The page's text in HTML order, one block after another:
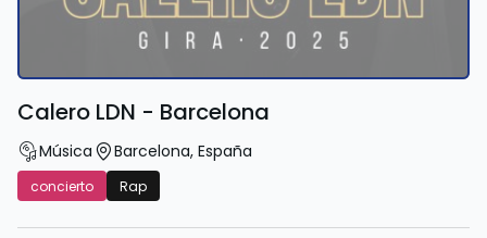
Calero LDN - Barcelona
Música Barcelona, España
concierto Rap